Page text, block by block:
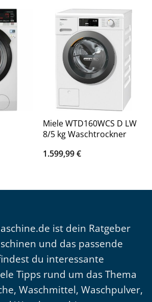
Miele WTD160WCS D LW
8/5 kg Waschtrockner
1.599,99€
ist dein Ratgeber
und das passende
du interessante
Tipps rund um das Thema
Waschmittel, Waschpulver,